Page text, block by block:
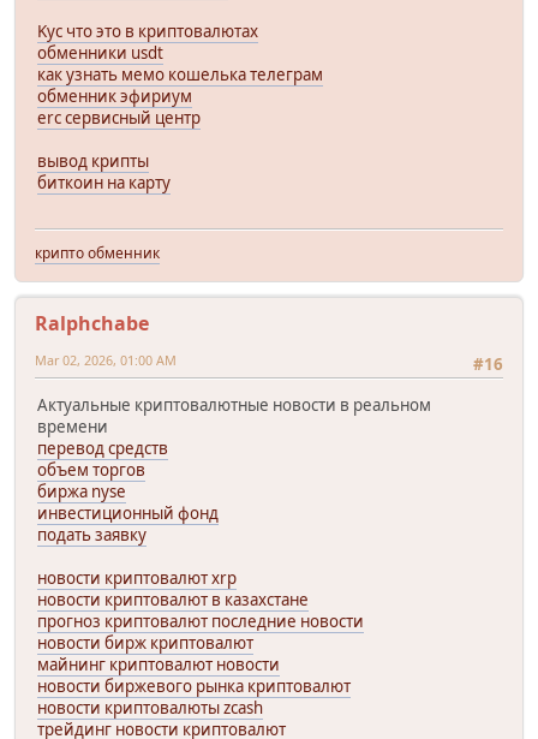
Kyc что это в криптовалютах
обменники usdt
как узнать мемо кошелька телеграм
обменник эфириум
erc сервисный центр
вывод крипты
биткоин на карту
крипто обменник
Ralphchabe
#16
Mar 02, 2026, 01:00 AM
Актуальные криптовалютные новости в реальном
времени
перевод средств
объем торгов
биржа nyse
инвестиционный фонд
подать заявку
новости криптовалют xrp
новости криптовалют в казахстане
прогноз криптовалют последние новости
новости бирж криптовалют
майнинг криптовалют новости
новости биржевого рынка криптовалют
новости криптовалюты zcash
трейдинг новости криптовалют